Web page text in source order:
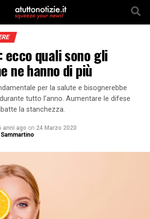
ecco quali sono gli
ne hanno di più
per la salute e bisognerebbe
tutto l’anno. Aumentare le difese
la stanchezza.
anni ago on 24 Marzo 2020